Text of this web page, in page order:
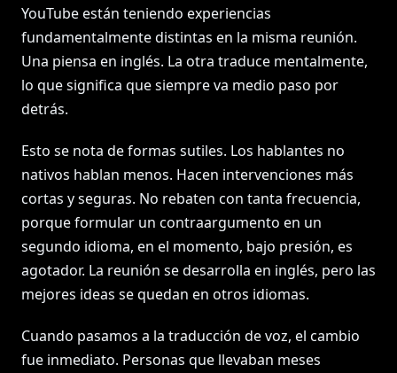
YouTube están teniendo experiencias
fundamentalmente distintas en la misma reunión.
Una piensa en inglés. La otra traduce mentalmente,
lo que significa que siempre va medio paso por
detrás.
Esto se nota de formas sutiles. Los hablantes no
nativos hablan menos. Hacen intervenciones más
cortas y seguras. No rebaten con tanta frecuencia,
porque formular un contraargumento en un
segundo idioma, en el momento, bajo presión, es
agotador. La reunión se desarrolla en inglés, pero las
mejores ideas se quedan en otros idiomas.
Cuando pasamos a la traducción de voz, el cambio
fue inmediato. Personas que llevaban meses